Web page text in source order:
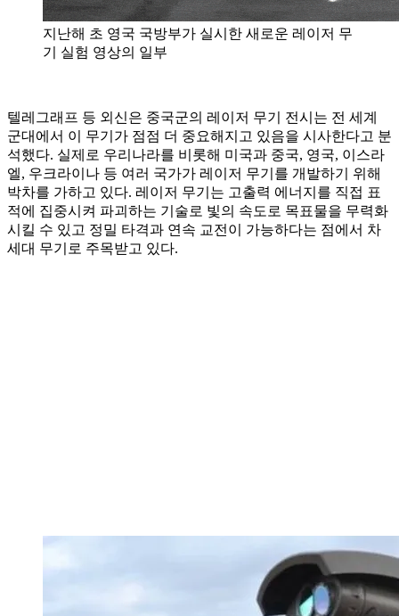
지난해 초 영국 국방부가 실시한 새로운 레이저 무
기 실험 영상의 일부
텔레그래프 등 외신은 중국군의 레이저 무기 전시는 전 세계
군대에서 이 무기가 점점 더 중요해지고 있음을 시사한다고 분
석했다. 실제로 우리나라를 비롯해 미국과 중국, 영국, 이스라
엘, 우크라이나 등 여러 국가가 레이저 무기를 개발하기 위해
박차를 가하고 있다. 레이저 무기는 고출력 에너지를 직접 표
적에 집중시켜 파괴하는 기술로 빛의 속도로 목표물을 무력화
시킬 수 있고 정밀 타격과 연속 교전이 가능하다는 점에서 차
세대 무기로 주목받고 있다.